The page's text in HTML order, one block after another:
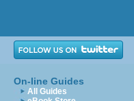
On-line Guides
All Guides